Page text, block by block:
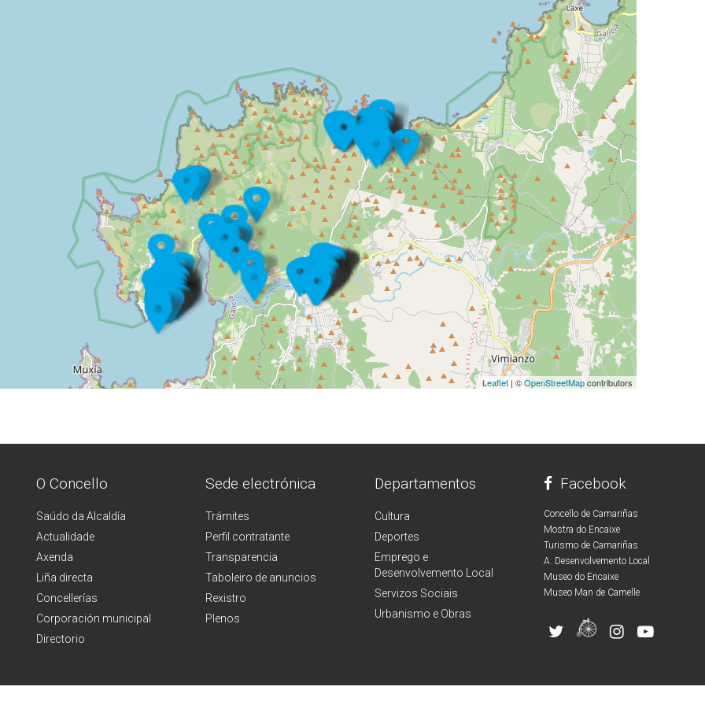
Leaflet | ©OpenStreetMapcontributors
O Concello
Saúdo da Alcaldía
Actualidade
Axenda
Liña directa
Concellerías
Corporación municipal
Directorio
Sede electrónica
Trámites
Perfil contratante
Transparencia
Taboleiro de anuncios
Rexistro
Plenos
Departamentos
Cultura
Deportes
Emprego e
Desenvolvemento Local
Servizos Sociais
Urbanismo e Obras
Facebook
Concello de Camariñas
Mostra do Encaixe
Turismo de Camariñas
A. Desenvolvemento Local
Museo do Encaixe
Museo Man de Camelle